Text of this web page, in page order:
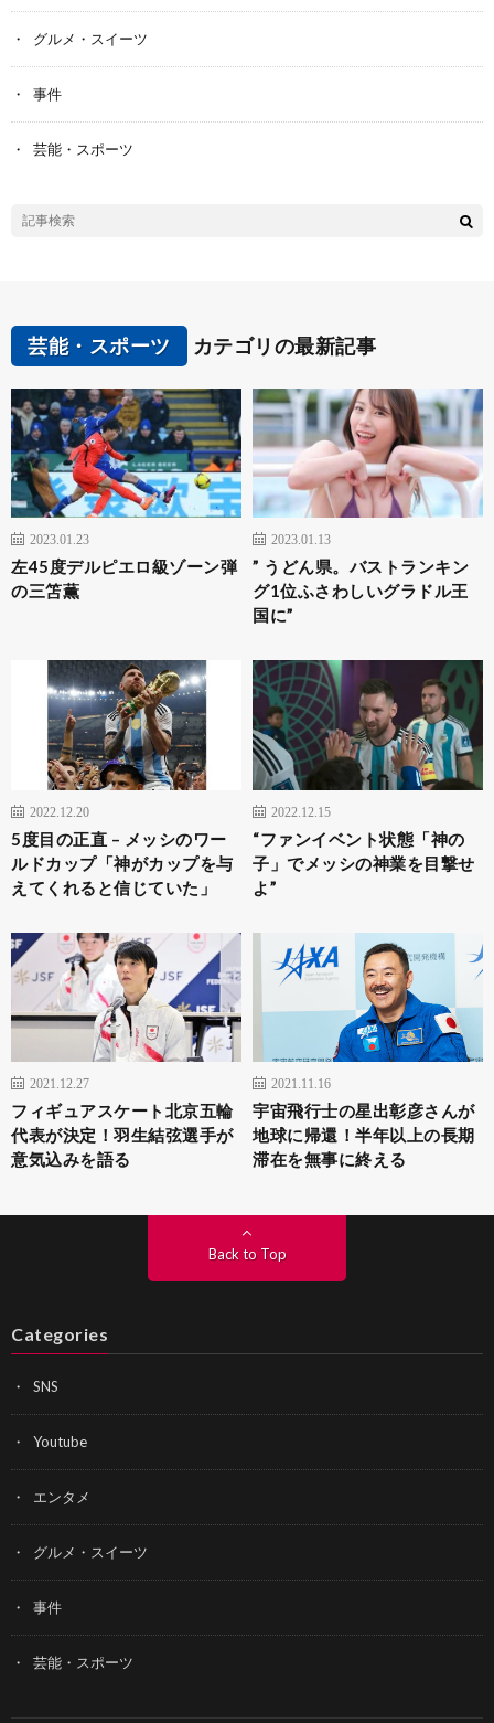
グルメ・スイーツ
事件
芸能・スポーツ
芸能・スポーツ カテゴリの最新記事
2023.01.23
左45度デルピエロ級ゾーン弾
の三笘薫
2023.01.13
” うどん県。バストランキン
グ1位ふさわしいグラドル王
国に”
2022.12.20
5度目の正直 – メッシのワー
ルドカップ「神がカップを与
えてくれると信じていた」
2022.12.15
“ファンイベント状態「神の
子」でメッシの神業を目撃せ
よ”
2021.12.27
フィギュアスケート北京五輪
代表が決定！羽生結弦選手が
意気込みを語る
2021.11.16
宇宙飛行士の星出彰彦さんが
地球に帰還！半年以上の長期
滞在を無事に終える
Back to Top
Categories
SNS
Youtube
エンタメ
グルメ・スイーツ
事件
芸能・スポーツ